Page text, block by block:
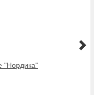
"Нордика"